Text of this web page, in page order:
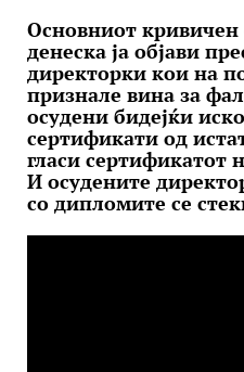
Основниот кривичен
денеска ја објави
директорки кои на
признале вина за
осудени бидејќи
сертификати од
гласи сертификатот
И осудените
со дипломите се